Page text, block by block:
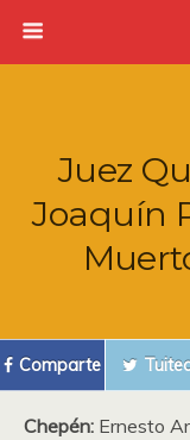
Juez
Joaquín
Comparte
Chepén: Ernesto